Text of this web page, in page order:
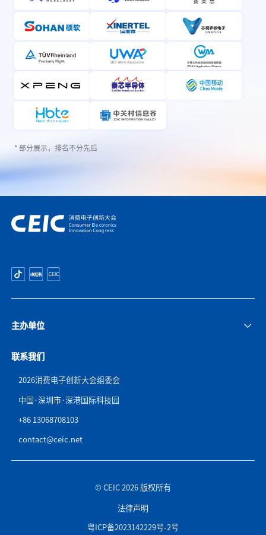
* 部分展示，排名不分先后
主办单位
联系我们
2026消费电子创新大会组委会
中国·深圳市·深港国际科技园
+86 13068708103
contact@ceic.net
© CEIC 2026 版权所有
法律声明
粤ICP备2023142229号-2号